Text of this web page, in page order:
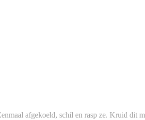
afgekoeld, schil en rasp ze. Kruid dit